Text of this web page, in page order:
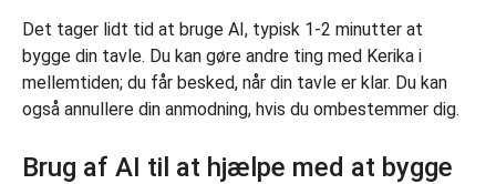
Det tager lidt tid at bruge AI, typisk 1-2 minutter at
bygge din tavle. Du kan gøre andre ting med Kerika i
mellemtiden; du får besked, når din tavle er klar. Du kan
også annullere din anmodning, hvis du ombestemmer dig.
Brug af AI til at hjælpe med at bygge